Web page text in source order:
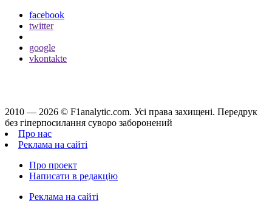
facebook
twitter
google
vkontakte
2010 — 2026 © F1analytic.com. Усi права захищенi. Передрук
без гіперпосилання суворо заборонений
Про нас
Реклама на сайті
Про проект
Написати в редакцію
Реклама на сайті